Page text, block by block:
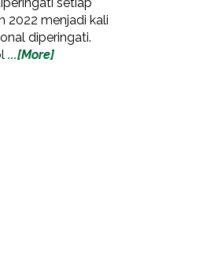
2022 menjadi kali
diperingati.
...[More]